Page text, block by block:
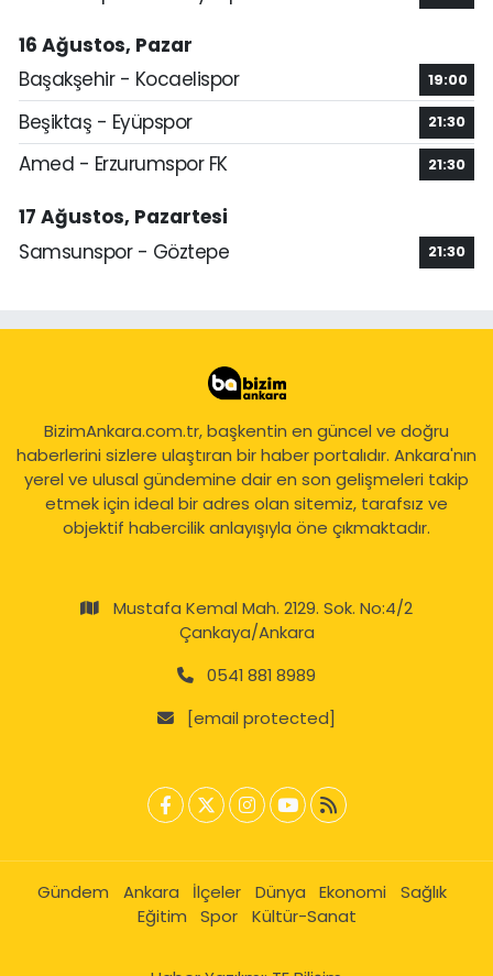
16 Ağustos, Pazar
Başakşehir - Kocaelispor
19:00
Beşiktaş - Eyüpspor 21:30
Amed - Erzurumspor FK 21:30
17 Ağustos, Pazartesi
Samsunspor - Göztepe
21:30
BizimAnkara.com.tr, başkentin en güncel ve doğru
haberlerini sizlere ulaştıran bir haber portalıdır. Ankara'nın
yerel ve ulusal gündemine dair en son gelişmeleri takip
etmek için ideal bir adres olan sitemiz, tarafsız ve
objektif habercilik anlayışıyla öne çıkmaktadır.
Mustafa Kemal Mah. 2129. Sok. No:4/2
Çankaya/Ankara
0541 881 8989
[email protected]
Gündem Ankara İlçeler Dünya Ekonomi
Sağlık
Eğitim
Spor Kültür-Sanat